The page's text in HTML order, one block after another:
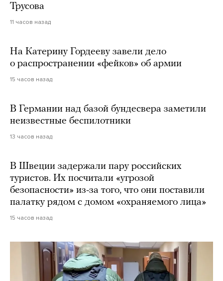
Трусова
11 часов назад
На Катерину Гордееву завели дело
о распространении «фейков» об армии
15 часов назад
В Германии над базой бундесвера заметили
неизвестные беспилотники
13 часов назад
В Швеции задержали пару российских
туристов. Их посчитали «угрозой
безопасности» из-за того, что они поставили
палатку рядом с домом «охраняемого лица»
15 часов назад